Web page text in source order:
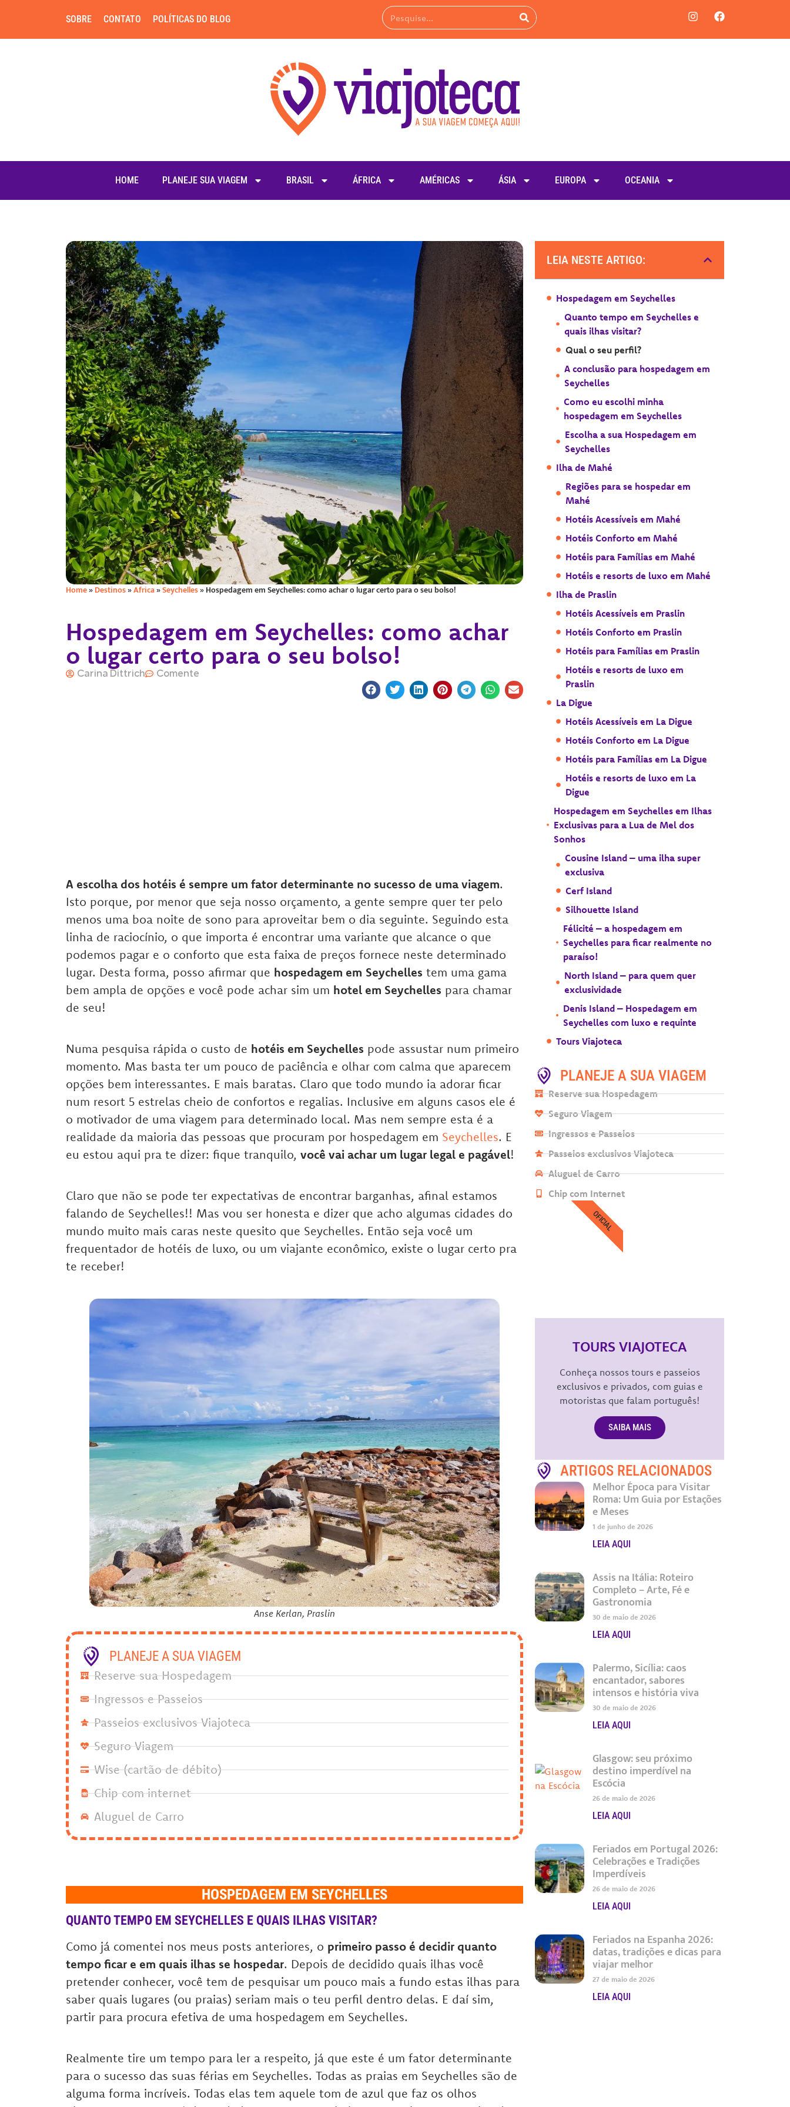
SOBRE CONTATO POLÍTICAS DO BLOG
HOME PLANEJE SUA VIAGEM BRASIL ÁFRICA AMÉRICAS ÁSIA EUROPA OCEANIA
Home»Destinos»Africa»Seychelles»Hospedagem em Seychelles: como achar o lugar certo para o seu bolso!
Hospedagem em Seychelles: como achar
o lugar certo para o seu bolso!
Carina Dittrich Comente
A escolha dos hotéis é sempre um fator determinante no sucesso de uma viagem.
Isto porque, por menor que seja nosso orçamento, a gente sempre quer ter pelo
menos uma boa noite de sono para aproveitar bem o dia seguinte. Seguindo esta
linha de raciocínio, o que importa é encontrar uma variante que alcance o que
podemos pagar e o conforto que esta faixa de preços fornece neste determinado
lugar. Desta forma, posso afirmar que hospedagem em Seychelles tem uma gama
bem ampla de opções e você pode achar sim um hotel em Seychelles para chamar
de seu!
Numa pesquisa rápida o custo de hotéis em Seychelles pode assustar num primeiro
momento. Mas basta ter um pouco de paciência e olhar com calma que aparecem
opções bem interessantes. E mais baratas. Claro que todo mundo ia adorar ficar
num resort 5 estrelas cheio de confortos e regalias. Inclusive em alguns casos ele é
o motivador de uma viagem para determinado local. Mas nem sempre esta é a
realidade da maioria das pessoas que procuram por hospedagem em Seychelles. E
eu estou aqui pra te dizer: fique tranquilo, você vai achar um lugar legal e pagável!
Claro que não se pode ter expectativas de encontrar barganhas, afinal estamos
falando de Seychelles!! Mas vou ser honesta e dizer que acho algumas cidades do
mundo muito mais caras neste quesito que Seychelles. Então seja você um
frequentador de hotéis de luxo, ou um viajante econômico, existe o lugar certo pra
te receber!
Anse Kerlan, Praslin
PLANEJE A SUA VIAGEM
Reserve sua Hospedagem
Ingressos e Passeios
Passeios exclusivos Viajoteca
Seguro Viagem
Wise (cartão de débito)
Chip com internet
Aluguel de Carro
HOSPEDAGEM EM SEYCHELLES
QUANTO TEMPO EM SEYCHELLES E QUAIS ILHAS VISITAR?
Como já comentei nos meus posts anteriores, o primeiro passo é decidir quanto
tempo ficar e em quais ilhas se hospedar. Depois de decidido quais ilhas você
pretender conhecer, você tem de pesquisar um pouco mais a fundo estas ilhas para
saber quais lugares (ou praias) seriam mais o teu perfil dentro delas. E daí sim,
partir para procura efetiva de uma hospedagem em Seychelles.
Realmente tire um tempo para ler a respeito, já que este é um fator determinante
para o sucesso das suas férias em Seychelles. Todas as praias em Seychelles são de
alguma forma incríveis. Todas elas tem aquele tom de azul que faz os olhos
LEIA NESTE ARTIGO:
Hospedagem em Seychelles
Quanto tempo em Seychelles e
quais ilhas visitar?
Qual o seu perfil?
A conclusão para hospedagem em
Seychelles
Como eu escolhi minha
hospedagem em Seychelles
Escolha a sua Hospedagem em
Seychelles
Ilha de Mahé
Regiões para se hospedar em
Mahé
Hotéis Acessíveis em Mahé
Hotéis Conforto em Mahé
Hotéis para Famílias em Mahé
Hotéis e resorts de luxo em Mahé
Ilha de Praslin
Hotéis Acessíveis em Praslin
Hotéis Conforto em Praslin
Hotéis para Famílias em Praslin
Hotéis e resorts de luxo em
Praslin
La Digue
Hotéis Acessíveis em La Digue
Hotéis Conforto em La Digue
Hotéis para Famílias em La Digue
Hotéis e resorts de luxo em La
Digue
Hospedagem em Seychelles em Ilhas
Exclusivas para a Lua de Mel dos
Sonhos
Cousine Island – uma ilha super
exclusiva
Cerf Island
Silhouette Island
Félicité – a hospedagem em
Seychelles para ficar realmente no
paraíso!
North Island – para quem quer
exclusividade
Denis Island – Hospedagem em
Seychelles com luxo e requinte
Tours Viajoteca
PLANEJE A SUA VIAGEM
Reserve sua Hospedagem
Seguro Viagem
Ingressos e Passeios
Passeios exclusivos Viajoteca
Aluguel de Carro
Chip com Internet
TOURS VIAJOTECA
Conheça nossos tours e passeios
exclusivos e privados, com guias e
motoristas que falam português!
SAIBA MAIS
OFICIAL
ARTIGOS RELACIONADOS
Melhor Época para Visitar
Roma: Um Guia por Estações
e Meses
1 de junho de 2026
LEIA AQUI
Assis na Itália: Roteiro
Completo – Arte, Fé e
Gastronomia
30 de maio de 2026
LEIA AQUI
Palermo, Sicília: caos
encantador, sabores
intensos e história viva
30 de maio de 2026
LEIA AQUI
Glasgow: seu próximo
destino imperdível na
Escócia
26 de maio de 2026
LEIA AQUI
Feriados em Portugal 2026:
Celebrações e Tradições
Imperdíveis
26 de maio de 2026
LEIA AQUI
Feriados na Espanha 2026:
datas, tradições e dicas para
viajar melhor
27 de maio de 2026
LEIA AQUI